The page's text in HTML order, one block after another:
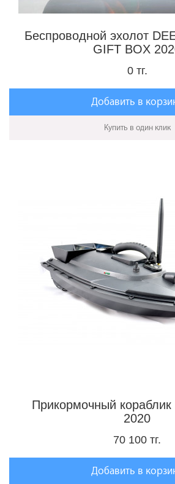
Беспроводной эхолот
GIFT BOX
0 тг.
Добавить в
Купить в один клик
Прикормочный кораблик
2020
70 100 тг.
Добавить в